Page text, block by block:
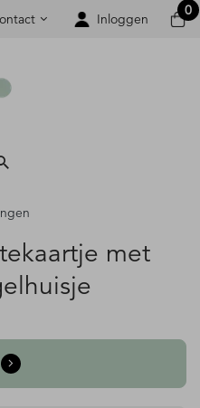
Inloggen
0
met